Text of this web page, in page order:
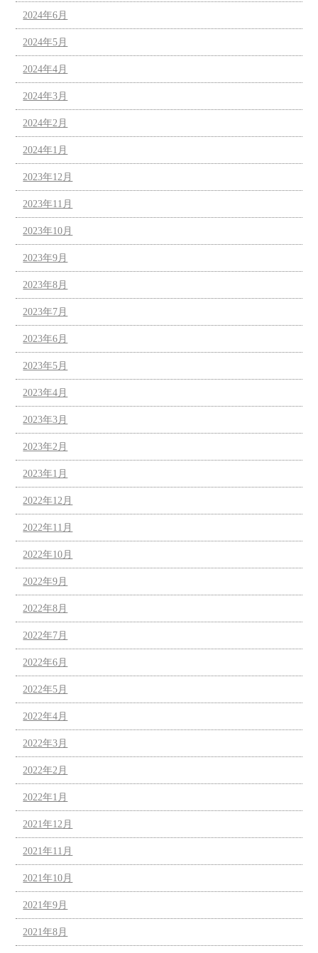
2024年6月
2024年5月
2024年4月
2024年3月
2024年2月
2024年1月
2023年12月
2023年11月
2023年10月
2023年9月
2023年8月
2023年7月
2023年6月
2023年5月
2023年4月
2023年3月
2023年2月
2023年1月
2022年12月
2022年11月
2022年10月
2022年9月
2022年8月
2022年7月
2022年6月
2022年5月
2022年4月
2022年3月
2022年2月
2022年1月
2021年12月
2021年11月
2021年10月
2021年9月
2021年8月